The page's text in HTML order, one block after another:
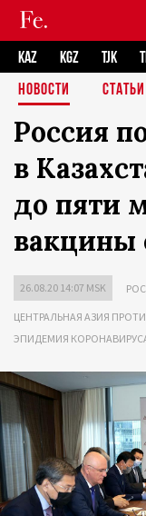
KAZ KGZ TJK
НОВОСТИ
СТАТЬИ
Россия
в
до пяти
вакцины
26.08.20 14:07 MSK
ЦЕНТРАЛЬНАЯ АЗИЯ
ЭПИДЕМИЯ